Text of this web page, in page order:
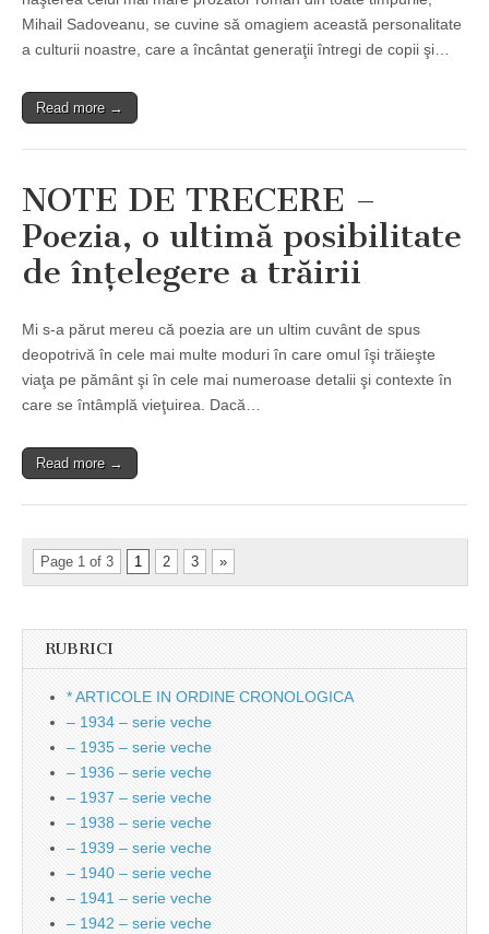
Mihail Sadoveanu, se cuvine să omagiem această personalitate
a culturii noastre, care a încântat generaţii întregi de copii şi…
Read more →
NOTE DE TRECERE –
Poezia, o ultimă posibilitate
de înţelegere a trăirii
Mi s-a părut mereu că poezia are un ultim cuvânt de spus
deopotrivă în cele mai multe moduri în care omul îşi trăieşte
viaţa pe pământ şi în cele mai numeroase detalii şi contexte în
care se întâmplă vieţuirea. Dacă…
Read more →
Page 1 of 3 1 2 3 »
RUBRICI
* ARTICOLE IN ORDINE CRONOLOGICA
– 1934 – serie veche
– 1935 – serie veche
– 1936 – serie veche
– 1937 – serie veche
– 1938 – serie veche
– 1939 – serie veche
– 1940 – serie veche
– 1941 – serie veche
– 1942 – serie veche